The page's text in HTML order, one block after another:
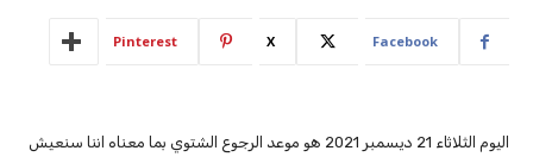
Facebook
X
Pinterest
اليوم الثلاثاء 21 ديسمبر 2021 هو موعد الرجوع الشتوي بما معناه اننا سنعيش